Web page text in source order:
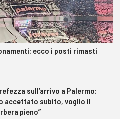
ecco i posti rimasti
sull’arrivo a Palermo:
accettato subito, voglio il
pieno”